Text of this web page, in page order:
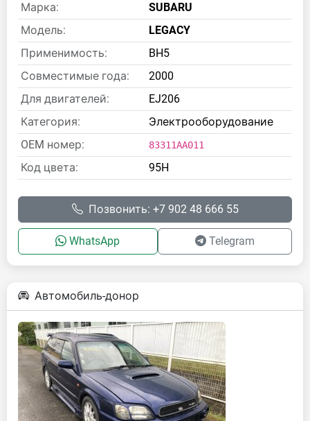
Марка:
SUBARU
Модель:
LEGACY
Применимость:
BH5
Совместимые года:
2000
Для двигателей:
EJ206
Категория:
Электрооборудование
OEM номер:
83311AA011
Код цвета: 95H
Позвонить: +7 902 48 666 55
WhatsApp Telegram
Автомобиль-донор